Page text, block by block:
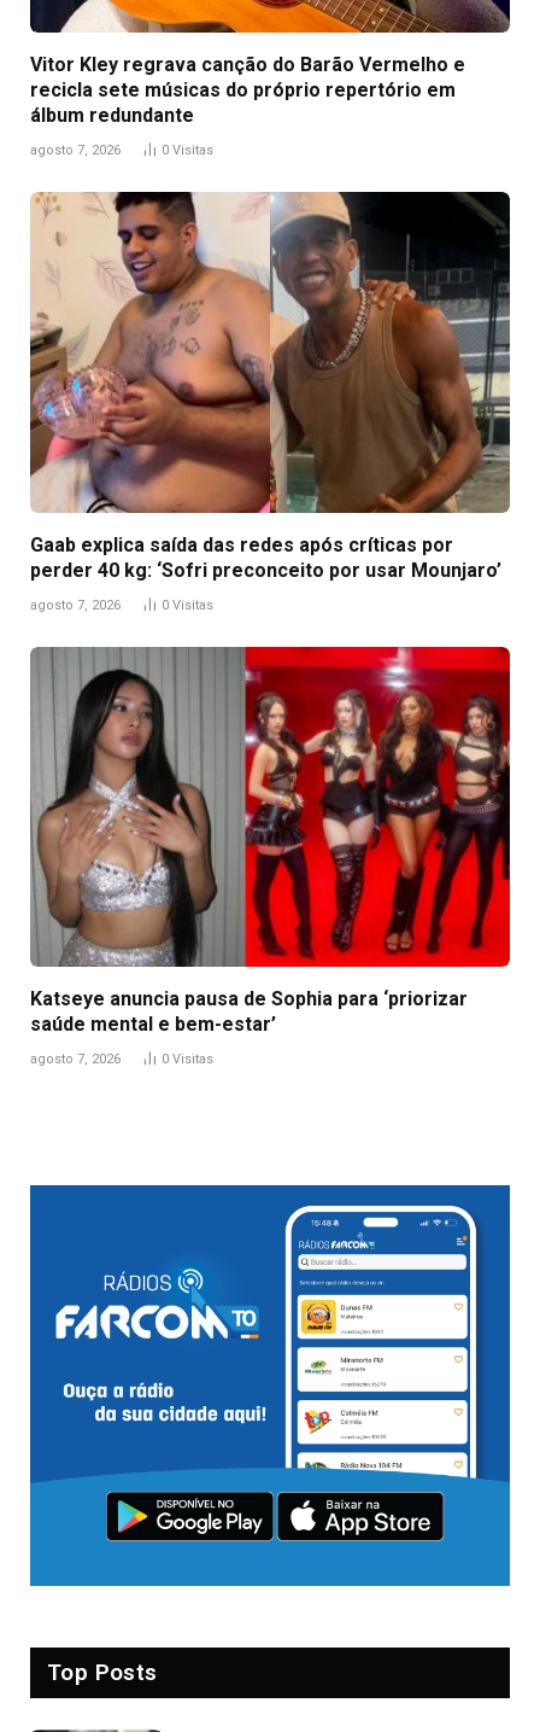
Vitor Kley regrava canção do Barão Vermelho e
recicla sete músicas do próprio repertório em
álbum redundante
agosto 7, 2026 0 Visitas
Gaab explica saída das redes após críticas por
perder 40 kg: ‘Sofri preconceito por usar Mounjaro’
agosto 7, 2026 0 Visitas
Katseye anuncia pausa de Sophia para ‘priorizar
saúde mental e bem-estar’
agosto 7, 2026 0 Visitas
Top Posts